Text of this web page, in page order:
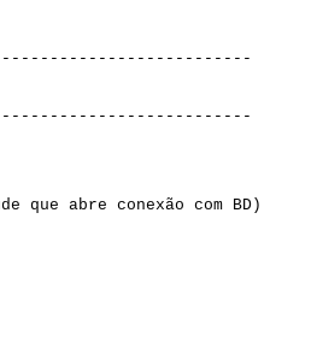
abre conexão com BD)